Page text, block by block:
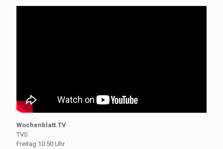
Wochenblatt.TV
TVS
Freitag 10:50 Uhr